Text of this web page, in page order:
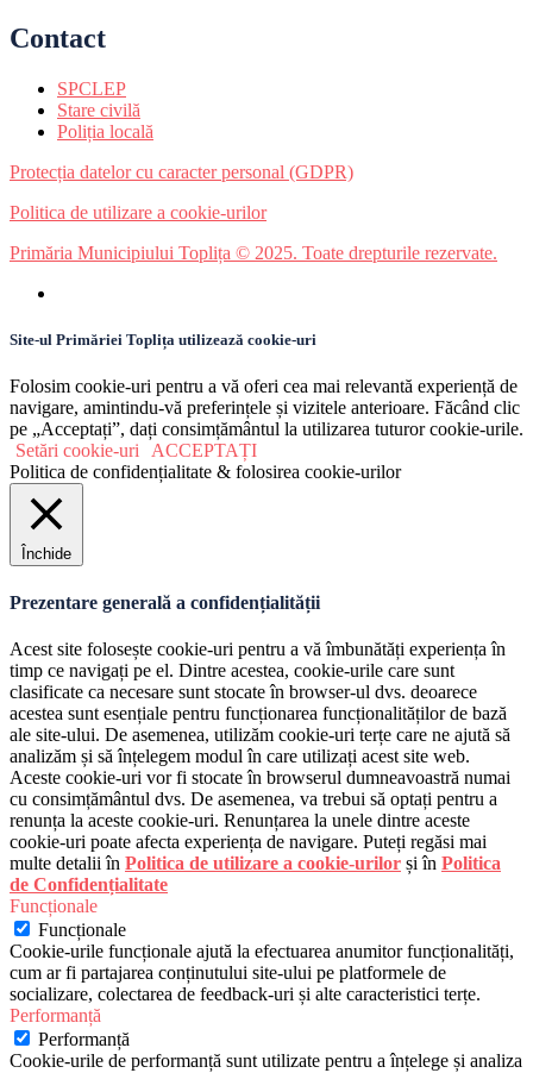
Contact
SPCLEP
Stare civilă
Poliția locală
Protecția datelor cu caracter personal (GDPR)
Politica de utilizare a cookie-urilor
Primăria Municipiului Toplița © 2025. Toate drepturile rezervate.
Site-ul Primăriei Toplița utilizează cookie-uri
Folosim cookie-uri pentru a vă oferi cea mai relevantă experiență de
navigare, amintindu-vă preferințele și vizitele anterioare. Făcând clic
pe „Acceptați”, dați consimțământul la utilizarea tuturor cookie-urile.
Setări cookie-uri ACCEPTAȚI
Politica de confidențialitate & folosirea cookie-urilor
Închide
Prezentare generală a confidențialității
Acest site folosește cookie-uri pentru a vă îmbunătăți experiența în
timp ce navigați pe el. Dintre acestea, cookie-urile care sunt
clasificate ca necesare sunt stocate în browser-ul dvs. deoarece
acestea sunt esențiale pentru funcționarea funcționalităților de bază
ale site-ului. De asemenea, utilizăm cookie-uri terțe care ne ajută să
analizăm și să înțelegem modul în care utilizați acest site web.
Aceste cookie-uri vor fi stocate în browserul dumneavoastră numai
cu consimțământul dvs. De asemenea, va trebui să optați pentru a
renunța la aceste cookie-uri. Renunțarea la unele dintre aceste
cookie-uri poate afecta experiența de navigare. Puteți regăsi mai
multe detalii în Politica de utilizare a cookie-urilor și în Politica
de Confidențialitate
Funcționale
Funcționale
Cookie-urile funcționale ajută la efectuarea anumitor funcționalități,
cum ar fi partajarea conținutului site-ului pe platformele de
socializare, colectarea de feedback-uri și alte caracteristici terțe.
Performanță
Performanță
Cookie-urile de performanță sunt utilizate pentru a înțelege și analiza